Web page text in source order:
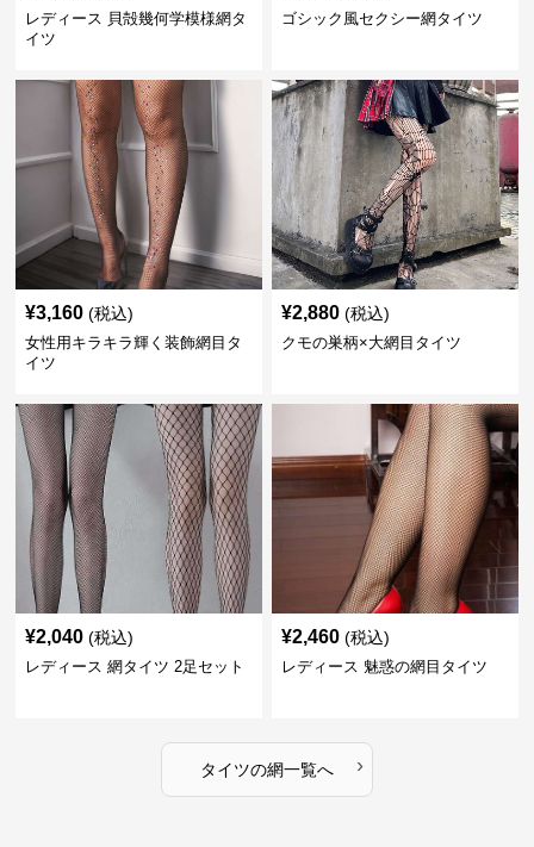
レディース 貝殻幾何学模様網タ
イツ
ゴシック風セクシー網タイツ
¥3,160 (税込)
女性用キラキラ輝く装飾網目タ
イツ
¥2,880 (税込)
クモの巣柄×大網目タイツ
¥2,040 (税込)
レディース 網タイツ 2足セット
¥2,460 (税込)
レディース 魅惑の網目タイツ
タイツの網一覧へ ›